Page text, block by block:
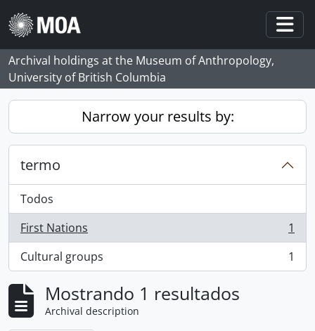
Skip to main content
Archival holdings at the Museum of Anthropology,
University of British Columbia
Narrow your results by:
termo
Todos
First Nations
, 1 resultados
1
Cultural groups
, 1 resultados 1
Mostrando 1 resultados
Archival description